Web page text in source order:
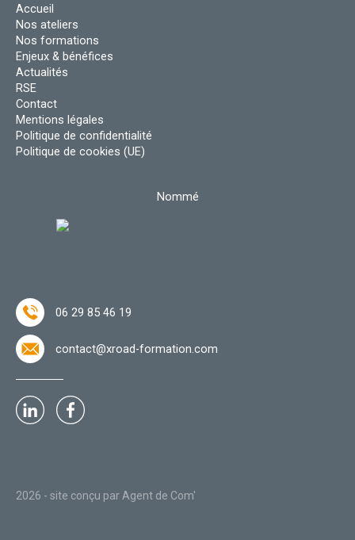
Accueil
Nos ateliers
Nos formations
Enjeux & bénéfices
Actualités
RSE
Contact
Mentions légales
Politique de confidentialité
Politique de cookies (UE)
Nommé
06 29 85 46 19
contact@xroad-formation.com
2026 - site conçu par Agent de Com'